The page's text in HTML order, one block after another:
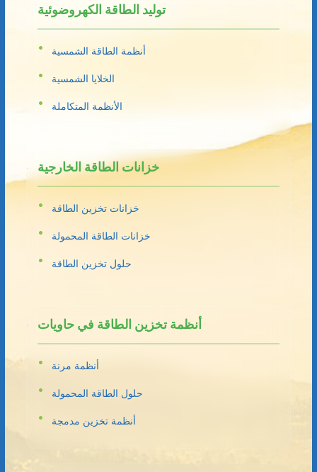
توليد الطاقة الكهروضوئية
أنظمة الطاقة الشمسية
الخلايا الشمسية
الأنظمة المتكاملة
خزانات الطاقة الخارجية
خزانات تخزين الطاقة
خزانات الطاقة المحمولة
حلول تخزين الطاقة
أنظمة تخزين الطاقة في حاويات
أنظمة مرنة
حلول الطاقة المحمولة
أنظمة تخزين مدمجة